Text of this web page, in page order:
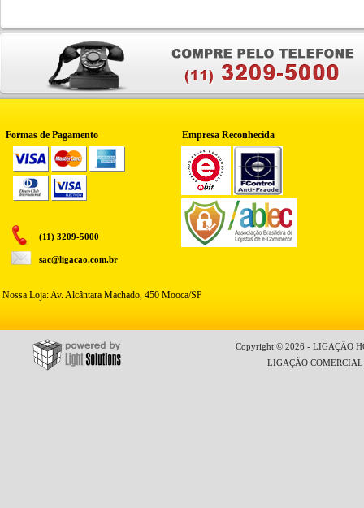
Formas de Pagamento Empresa Reconhecida
(11) 3209-5000
sac@ligacao.com.br
Nossa Loja: Av. Alcântara Machado, 450 Mooca/SP
Copyright © 2026 - LIGAÇÃO
LIGAÇÃO